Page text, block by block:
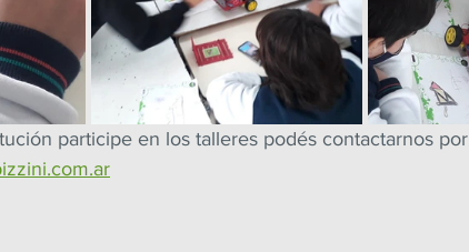
participe en los talleres podés contactarnos por